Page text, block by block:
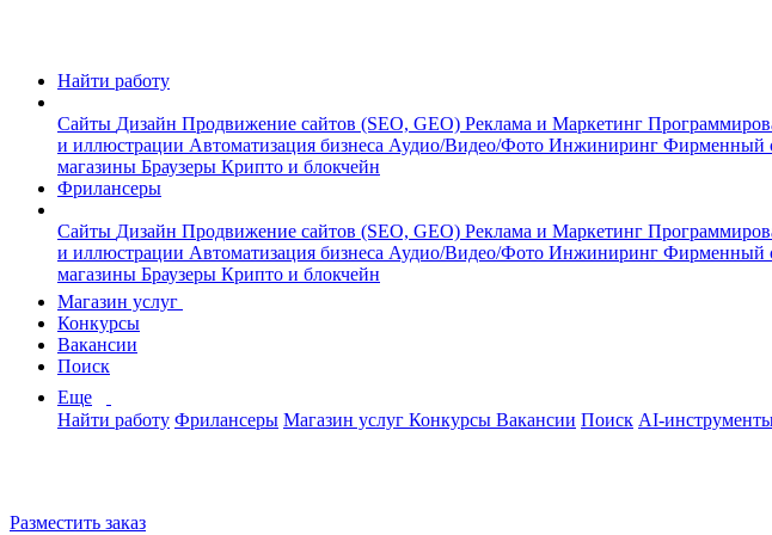
Найти работу
Сайты Дизайн Продвижение сайтов (SEO, GEO) Реклама и Маркетинг
и иллюстрации Автоматизация бизнеса Аудио/Видео/Фото Инжиниринг Фирменный
магазины Браузеры Крипто и блокчейн
Фрилансеры
Сайты Дизайн Продвижение сайтов (SEO, GEO) Реклама и Маркетинг
и иллюстрации Автоматизация бизнеса Аудио/Видео/Фото Инжиниринг Фирменный
магазины Браузеры Крипто и блокчейн
Магазин услуг
Конкурсы
Вакансии
Поиск
Еще
Найти работу Фрилансеры Магазин услуг Конкурсы Вакансии Поиск AI-
Разместить заказ